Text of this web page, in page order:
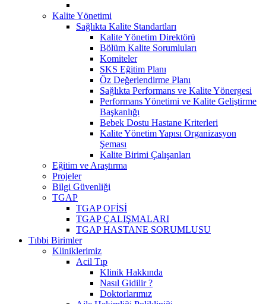
Kalite Yönetimi
Sağlıkta Kalite Standartları
Kalite Yönetim Direktörü
Bölüm Kalite Sorumluları
Komiteler
SKS Eğitim Planı
Öz Değerlendirme Planı
Sağlıkta Performans ve Kalite Yönergesi
Performans Yönetimi ve Kalite Geliştirme
Başkanlığı
Bebek Dostu Hastane Kriterleri
Kalite Yönetim Yapısı Organizasyon
Şeması
Kalite Birimi Çalışanları
Eğitim ve Araştırma
Projeler
Bilgi Güvenliği
TGAP
TGAP OFİSİ
TGAP ÇALIŞMALARI
TGAP HASTANE SORUMLUSU
Tıbbi Birimler
Kliniklerimiz
Acil Tıp
Klinik Hakkında
Nasıl Gidilir ?
Doktorlarımız